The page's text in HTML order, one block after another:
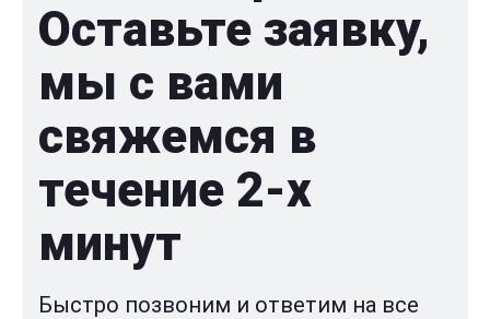
Оставьте заявку,
мы с вами
свяжемся в
течение 2-x
минут
Быстро позвоним и ответим на все